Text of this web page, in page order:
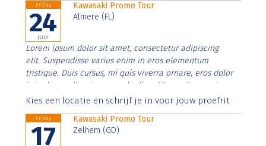
Friday
24
JULY
Kawasaki Promo Tour
Almere (FL)
Lorem ipsum dolor sit amet, consectetur adipiscing
elit. Suspendisse varius enim in eros elementum
tristique. Duis cursus, mi quis viverra ornare, eros dolor
interdum nulla, ut commodo diam libero vitae erat.
Aenean faucibus nibh et justo cursus id rutrum lorem
Kies een locatie en schrijf je in voor jouw proefrit
Friday
17
Kawasaki Promo Tour
Zelhem (GD)